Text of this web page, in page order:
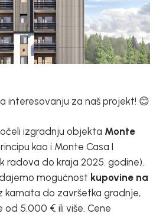
interesovanju za naš projekt! 😊
izgradnju objekta Monte
kao i Monte Casa I
radova do kraja 2025. godine).
mogućnost kupovine na
kamata do završetka gradnje,
5.000 € ili više. Cene